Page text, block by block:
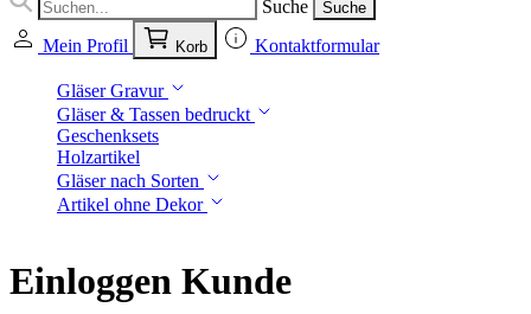
Suche Suche
Mein Profil Korb Kontaktformular
Gläser Gravur
Gläser & Tassen bedruckt
Geschenksets
Holzartikel
Gläser nach Sorten
Artikel ohne Dekor
Einloggen Kunde